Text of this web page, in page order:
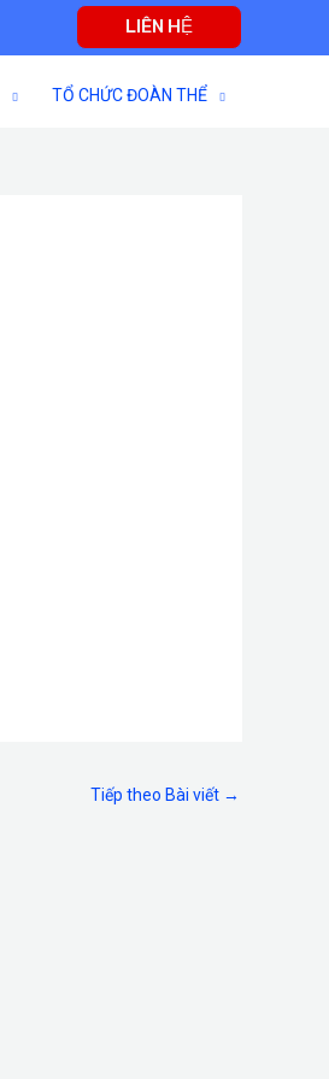
LIÊN HỆ
TỔ CHỨC ĐOÀN THỂ
Tiếp theo Bài viết →